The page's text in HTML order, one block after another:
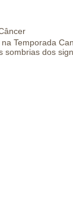
Temporada
dos